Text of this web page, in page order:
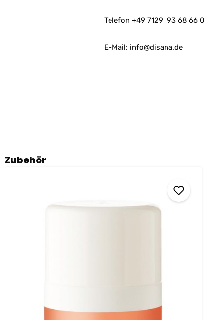
Telefon +49 7129 93 68 66 0
E-Mail: info@disana.de
Produktgalerie überspringen
Zubehör